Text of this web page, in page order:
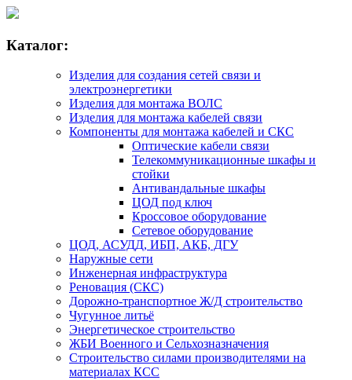
Каталог:
Изделия для создания сетей связи и
электроэнергетики
Изделия для монтажа ВОЛС
Изделия для монтажа кабелей связи
Компоненты для монтажа кабелей и СКС
Оптические кабели связи
Телекоммуникационные шкафы и
стойки
Антивандальные шкафы
ЦОД под ключ
Кроссовое оборудование
Сетевое оборудование
ЦОД, АСУДД, ИБП, АКБ, ДГУ
Наружные сети
Инженерная инфраструктура
Реновация (СКС)
Дорожно-транспортное Ж/Д строительство
Чугунное литьё
Энергетическое строительство
ЖБИ Военного и Сельхозназначения
Строительство силами производителями на
материалах КСС